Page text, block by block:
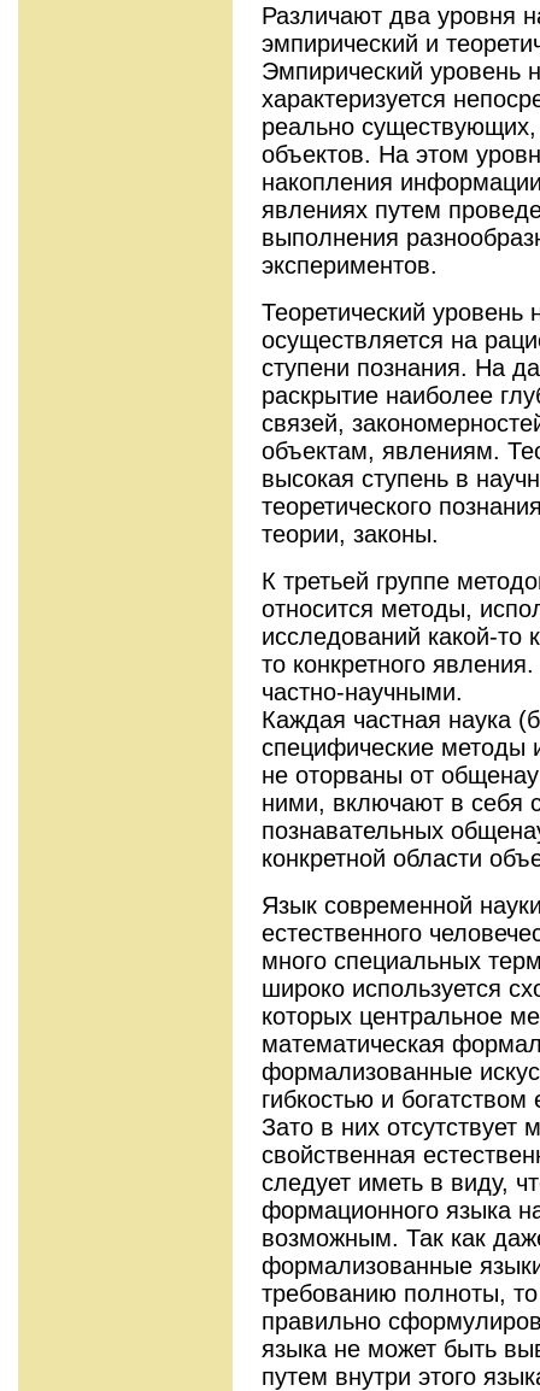
Различают два уровня
эмпирический и
Эмпирический уровень
характеризуется
реально
объектов. На этом
накопления
явлениях путем
выполнения
экспериментов.
Теоретический уровень
осуществляется на
ступени познания. На
раскрытие наиболее
связей,
объектам, явлениям.
высокая ступень в
теоретического
теории, законы.
К третьей группе
относится методы,
исследований какой-то
то конкретного
частно-научными.
Каждая частная наука
специфические методы
не оторваны от
ними, включают в себя
познавательных
конкретной области
Язык современной
естественного
много специальных
широко используется
которых центральное
математическая
формализованные
гибкостью и богатством
Зато в них отсутствует
свойственная
следует иметь в виду,
формационного языка
возможным. Так как
формализованные
требованию полноты,
правильно
языка не может быть
путем внутри этого